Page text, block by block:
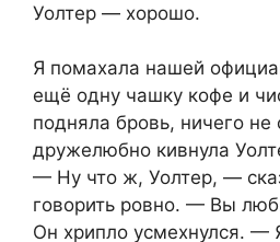
Уолтер — хорошо.
Я помахала нашей
ещё одну чашку кофе и
подняла бровь, ничего не
дружелюбно кивнула
— Ну что ж, Уолтер, —
говорить ровно. — Вы
Он хрипло усмехнулся. —